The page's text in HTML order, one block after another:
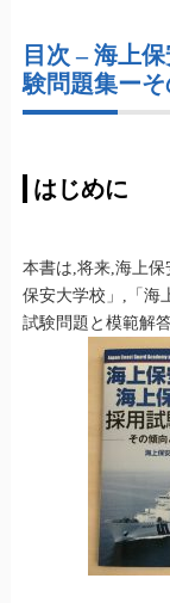
目次 – 海上
験問題集ーそ
はじめに
本書は,将来,海上
保安大学校」,「海
試験問題と模範解